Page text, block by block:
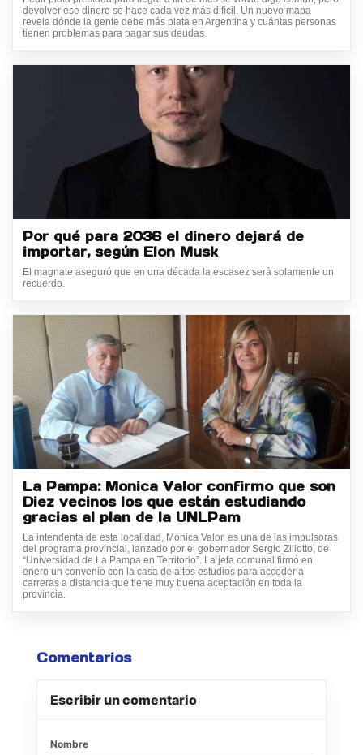
devolver ese dinero se hace cada vez más difícil. Un nuevo mapa
revela dónde la gente debe más plata en Argentina y cuántas personas
tienen problemas para pagar sus deudas.
Por qué para 2036 el dinero dejará de
importar, según Elon Musk
El magnate aseguró que en una década la escasez será solamente un
recuerdo.
La Pampa: Monica Valor confirmo que son
Diez vecinos los que están estudiando
gracias al plan de la UNLPam
La intendenta de esta localidad, Mónica Valor, es una de las impulsoras
del programa provincial, lanzado por el gobernador Sergio Ziliotto, de
“Universidad de La Pampa en Territorio”. La jefa comunal firmó en
enero un convenio con la casa de altos estudios para acceder a
carreras a distancia que tiene muy buena aceptación en toda la
provincia.
Comentarios
Escribir un comentario
Nombre